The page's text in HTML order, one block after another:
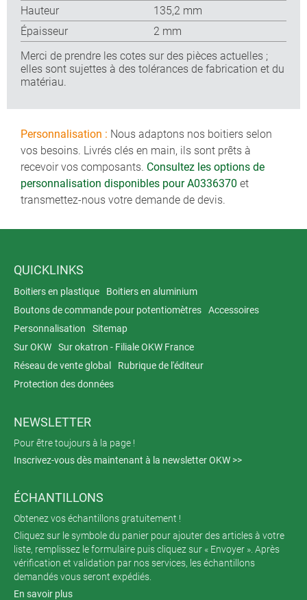
Hauteur
135,2 mm
Épaisseur
2 mm
Merci de prendre les cotes sur des pièces actuelles ;
elles sont sujettes à des tolérances de fabrication et du
matériau.
Personnalisation : Nous adaptons nos boitiers selon
vos besoins. Livrés clés en main, ils sont prêts à
recevoir vos composants. Consultez les options de
personnalisation disponibles pour A0336370 et
transmettez-nous votre demande de devis.
QUICKLINKS
Boitiers en plastique
Boitiers en aluminium
Boutons de commande pour potentiomètres
Accessoires
Personnalisation
Sitemap
Sur OKW
Sur okatron - Filiale OKW France
Réseau de vente global
Rubrique de l'éditeur
Protection des données
NEWSLETTER
Pour être toujours à la page !
Inscrivez-vous dès maintenant à la newsletter OKW >>
ÉCHANTILLONS
Obtenez vos échantillons gratuitement !
Cliquez sur le symbole du panier pour ajouter des articles à votre
liste, remplissez le formulaire puis cliquez sur « Envoyer ». Après
vérification et validation par nos services, les échantillons
demandés vous seront expédiés.
En savoir plus